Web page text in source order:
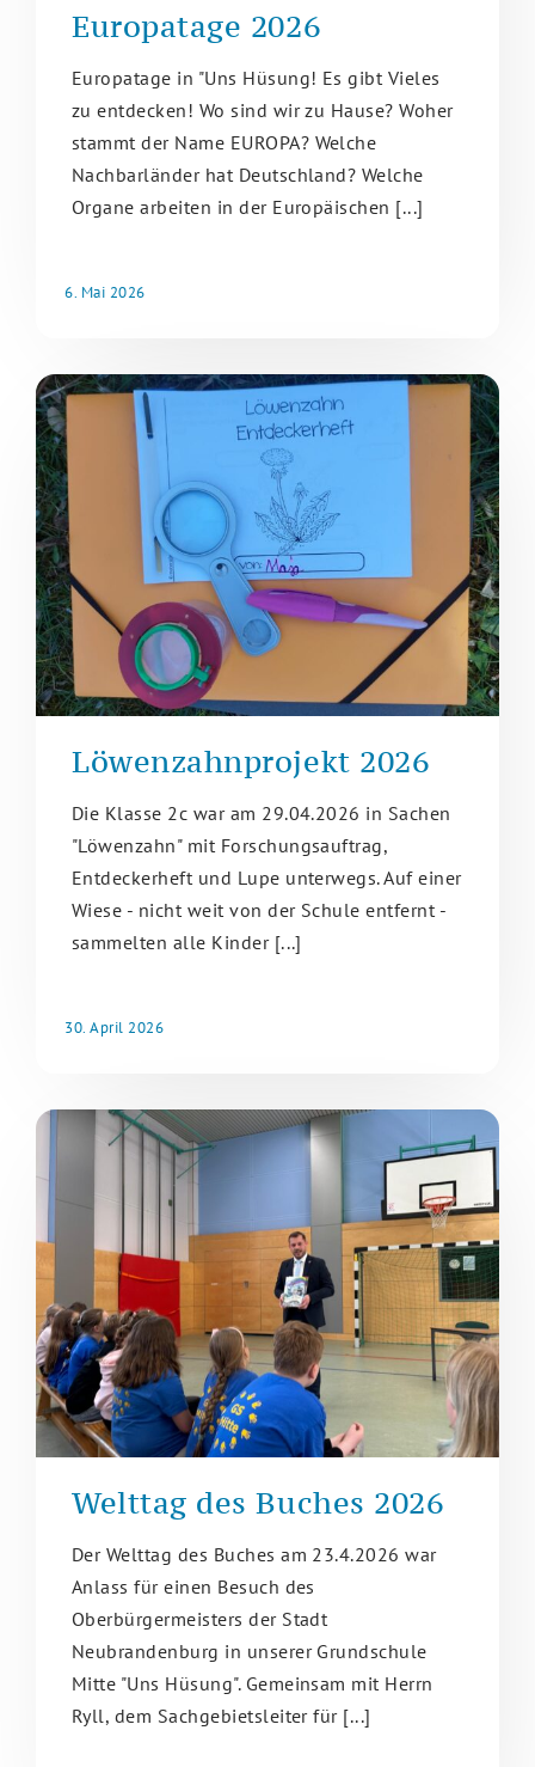
Europatage 2026
Europatage in "Uns Hüsung! Es gibt Vieles
zu entdecken! Wo sind wir zu Hause? Woher
stammt der Name EUROPA? Welche
Nachbarländer hat Deutschland? Welche
Organe arbeiten in der Europäischen [...]
6. Mai 2026
Löwenzahnprojekt 2026
Die Klasse 2c war am 29.04.2026 in Sachen
"Löwenzahn" mit Forschungsauftrag,
Entdeckerheft und Lupe unterwegs. Auf einer
Wiese - nicht weit von der Schule entfernt -
sammelten alle Kinder [...]
30. April 2026
Welttag des Buches 2026
Der Welttag des Buches am 23.4.2026 war
Anlass für einen Besuch des
Oberbürgermeisters der Stadt
Neubrandenburg in unserer Grundschule
Mitte "Uns Hüsung". Gemeinsam mit Herrn
Ryll, dem Sachgebietsleiter für [...]